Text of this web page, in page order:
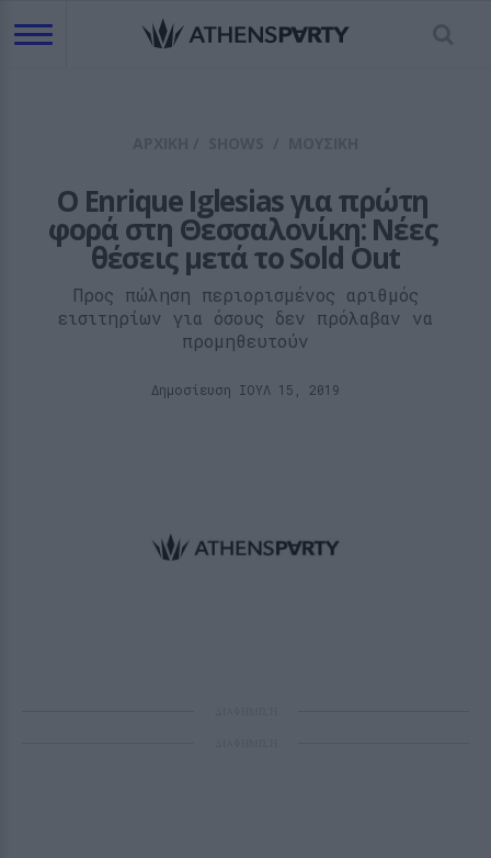
О Enrique Iglesias για πρώτη
φορά στη Θεσσαλονίκη: Νέες
θέσεις μετά το Sold Out
Προς πώληση περιορισμένος αριθμός
εισιτηρίων για όσους δεν πρόλαβαν να
προμηθευτούν
Δημοσίευση ΙΟΥΛ 15, 2019